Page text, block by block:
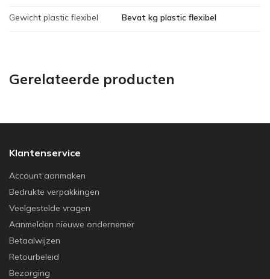
Gewicht plastic flexibel Bevat kg plastic flexibel
Gerelateerde producten
Klantenservice
Account aanmaken
Bedrukte verpakkingen
Veelgestelde vragen
Aanmelden nieuwe ondernemer
Betaalwijzen
Retourbeleid
Bezorging